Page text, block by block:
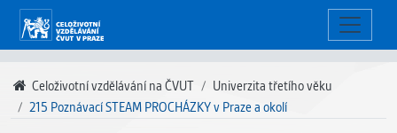
Celoživotní vzdělávání na ČVUT
Univerzita třetího věku
215 Poznávací STEAM PROCHÁZKY v Praze a okolí